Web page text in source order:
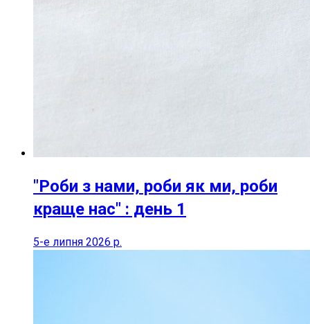
"Роби з нами, роби як ми, роби
краще нас" : день 1
5-е липня 2026 р.